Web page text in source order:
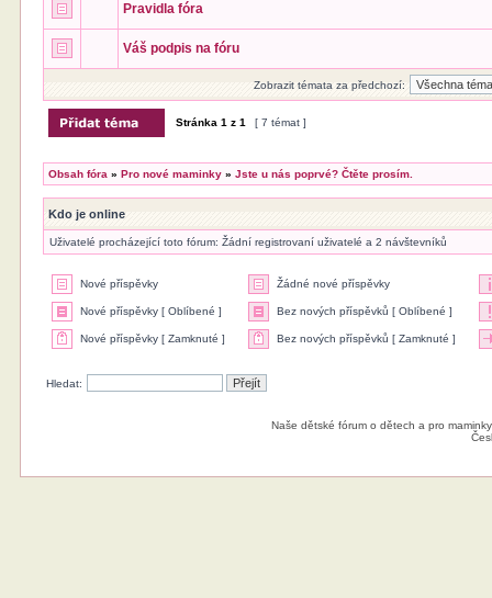
Pravidla fóra
Váš podpis na fóru
Zobrazit témata za předchozí:
Stránka1 z1 [ 7 témat ]
Obsah fóra »Pro nové maminky »Jste u nás poprvé? Čtěte prosím.
Kdo je online
Uživatelé procházející toto fórum: Žádní registrovaní uživatelé a 2 návštevníků
Nové příspěvky Žádné nové příspěvky
Nové příspěvky [ Oblíbené ] Bez nových příspěvků [ Oblíbené ]
Nové příspěvky [ Zamknuté ] Bez nových příspěvků [ Zamknuté ]
Hledat:
Naše dětské fórum o dětech a pro